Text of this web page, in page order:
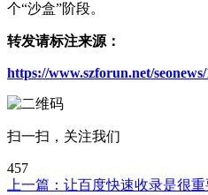
个“沙盒”阶段。
转发请标注来源：
https://www.szforun.net/
扫一扫，关注我们
457
上一篇： 让百度快速收录是很